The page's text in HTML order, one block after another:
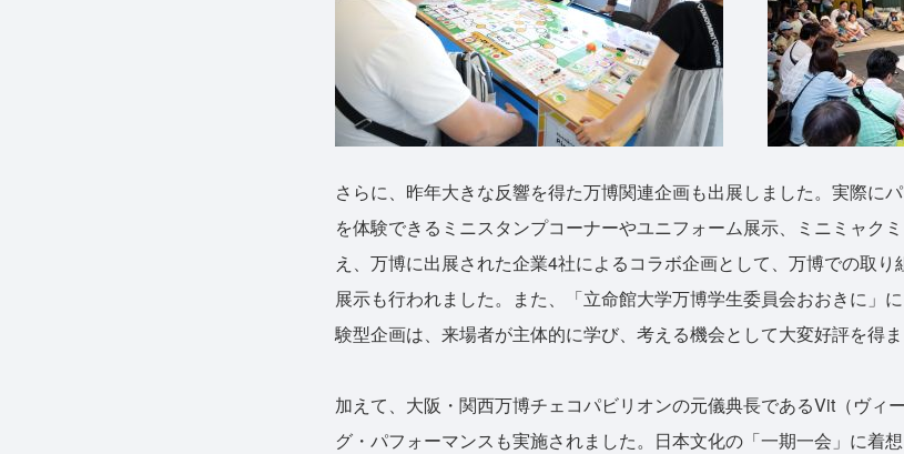
さらに、昨年大きな反響を得た万博関連企画も出展しました。実際に
を体験できるミニスタンプコーナーやユニフォーム展示、ミニミャク
え、万博に出展された企業4社によるコラボ企画として、万博での取
展示も行われました。また、「立命館大学万博学生委員会おおきに」
験型企画は、来場者が主体的に学び、考える機会として大変好評を得ま
加えて、大阪・関西万博チェコパビリオンの元儀典長であるVit（ヴィ
グ・パフォーマンスも実施されました。日本文化の「一期一会」に着